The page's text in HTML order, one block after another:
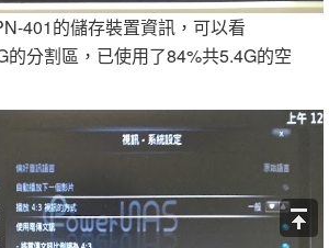
401的儲存裝置資訊，可以看
的分割區，已使用了84%共5.4G的空